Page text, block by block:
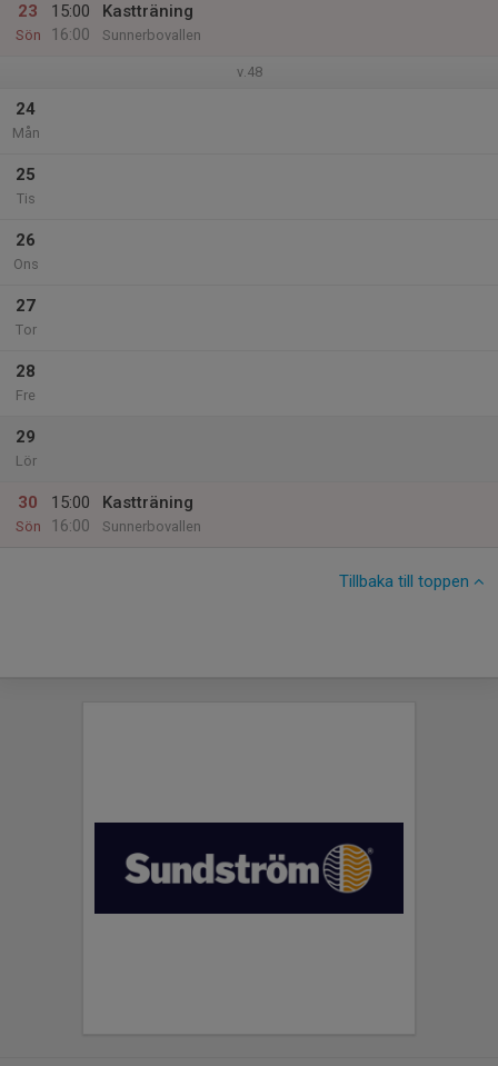
23
Sön
15:00
16:00
Kastträning
Sunnerbovallen
v.48
24
Mån
25
Tis
26
Ons
27
Tor
28
Fre
29
Lör
30
Sön
15:00
16:00
Kastträning
Sunnerbovallen
Tillbaka till toppen